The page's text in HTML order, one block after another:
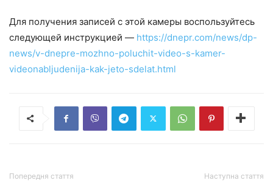
Для получения записей с этой камеры воспользуйтесь
следующей инструкцией — https://dnepr.com/news/dp-
news/v-dnepre-mozhno-poluchit-video-s-kamer-
videonabljudenija-kak-jeto-sdelat.html
Попередня стаття Наступна стаття